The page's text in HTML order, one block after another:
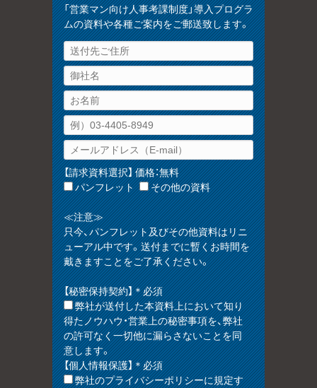
「営業マン向け人事考課制度」導入プログラ
ムの資料や各種ご案内をご郵送致します。
【請求資料選択】 価格：無料
パンフレット
その他の資料
≪注意≫
只今、パンフレット及びその他資料はリニ
ューアル中です。送付までに暫くお時間を
戴きますことをご了承ください。
【秘密保持契約】＊必須
弊社が送付した本資料上において知り
得たノウハウ・営業上の秘密事項を、弊社
の許可なく一切他に漏らさないことを同
意します。
【個人情報保護】＊必須
弊社のプライバシーポリシーに規定す